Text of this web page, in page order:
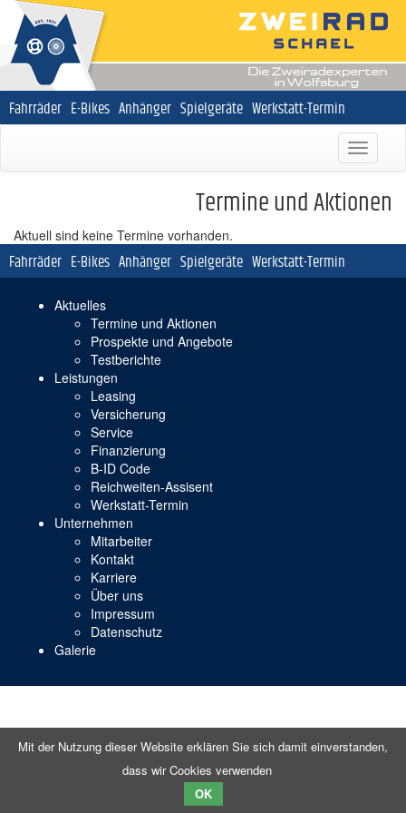
Navigation
überspringen
Fahrräder E-Bikes Anhänger Spielgeräte Werkstatt-Termin
Termine und Aktionen
Aktuell sind keine Termine vorhanden.
Navigation
überspringen
Fahrräder E-Bikes Anhänger Spielgeräte Werkstatt-Termin
Navigation
überspringen
Aktuelles
Termine und Aktionen
Prospekte und Angebote
Testberichte
Leistungen
Leasing
Versicherung
Service
Finanzierung
B-ID Code
Reichweiten-Assisent
Werkstatt-Termin
Unternehmen
Mitarbeiter
Kontakt
Karriere
Über uns
Impressum
Datenschutz
Galerie
Mit der Nutzung dieser Website erklären Sie sich damit einverstanden,
dass wir Cookies verwenden
OK